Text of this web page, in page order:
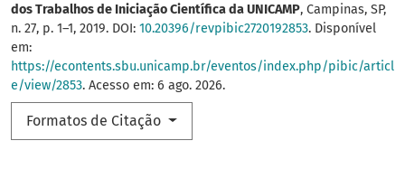
dos Trabalhos de Iniciação Científica da UNICAMP, Campinas, SP,
n. 27, p. 1–1, 2019. DOI: 10.20396/revpibic2720192853. Disponível
em:
https://econtents.sbu.unicamp.br/eventos/index.php/pibic/articl
e/view/2853. Acesso em: 6 ago. 2026.
Formatos de Citação